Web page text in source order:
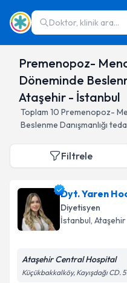
Doktor, klinik ara...
Premenopoz-
Döneminde
Ataşehir - İstanbul
Toplam 10 Premenopoz-
Beslenme Danışmanlığı
Filtrele
Dyt. Yaren
Diyetisyen
İstanbul, Ataşehir
Ataşehir Central Hospital
Küçükbakkalköy, Kayışdağı CD.